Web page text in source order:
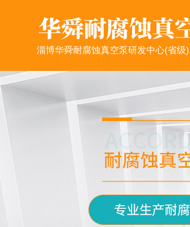
淄博华舜耐腐蚀真空泵研发中心(省级)